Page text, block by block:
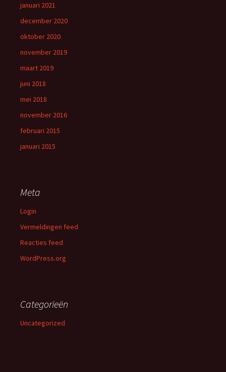
januari 2021
december 2020
oktober 2020
november 2019
maart 2019
juni 2018
mei 2018
november 2016
februari 2015
januari 2015
Meta
Login
Vermeldingen feed
Reacties feed
WordPress.org
Categorieën
Uncategorized